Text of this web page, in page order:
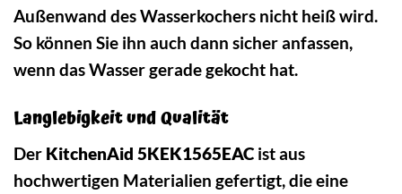
Außenwand des Wasserkochers nicht heiß wird.
So können Sie ihn auch dann sicher anfassen,
wenn das Wasser gerade gekocht hat.
Langlebigkeit und Qualität
Der KitchenAid 5KEK1565EACist aus
hochwertigen Materialien gefertigt, die eine